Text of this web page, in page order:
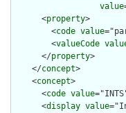
value
      <
property>
        <
code value
        <
valueCode
      </
property>
    </
concept>
    <
concept>
      <
code value
      <
display value